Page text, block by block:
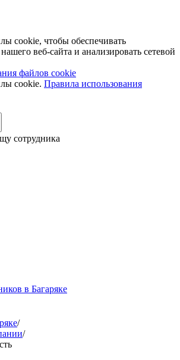
cookie, чтобы обеспечивать
веб-сайта и анализировать сетевой
файлов cookie
cookie. Правила использования
сотрудника
в Багаряке
/
/